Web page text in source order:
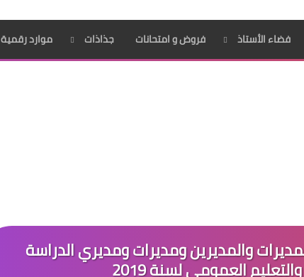
فضاء الأستاذ فروض و امتحانات جذاذات موارد رقمية
والمديرين ومديرات ومديري الدراسة
العمومي لسنة 2019